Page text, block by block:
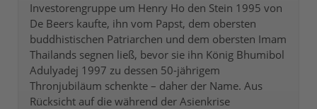
Investorengruppe um Henry Ho den Stein 1995 von
De Beers kaufte, ihn vom Papst, dem obersten
buddhistischen Patriarchen und dem obersten Imam
Thailands segnen ließ, bevor sie ihn König Bhumibol
Adulyadej 1997 zu dessen 50-jährigem
Thronjubiläum schenkte – daher der Name. Aus
Rücksicht auf die während der Asienkrise